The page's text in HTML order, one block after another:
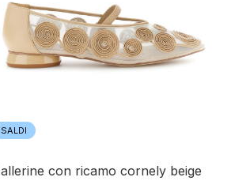
SALDI
ballerine con ricamo cornely beige